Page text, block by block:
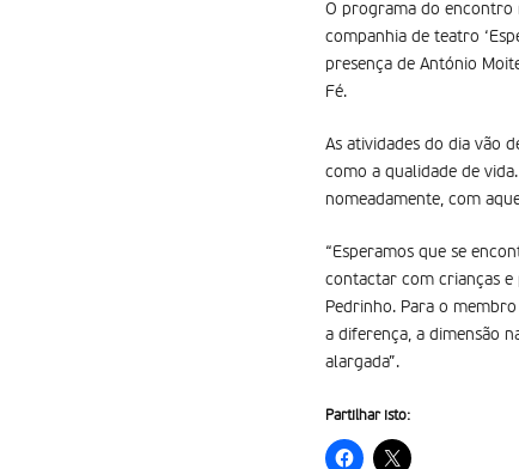
O programa do encontro
companhia de teatro
presença de António
Fé.
As atividades do dia vão
como a qualidade de
nomeadamente, com
“Esperamos que se
contactar com crianças e
Pedrinho. Para o
a diferença, a dimensão
alargada”.
Partilhar isto: